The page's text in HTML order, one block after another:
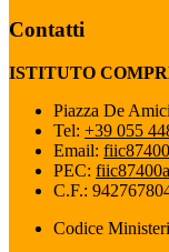
Contatti
ISTITUTO
Piazza De
Tel: +39 055
Email:
PEC:
C.F.:
Codice